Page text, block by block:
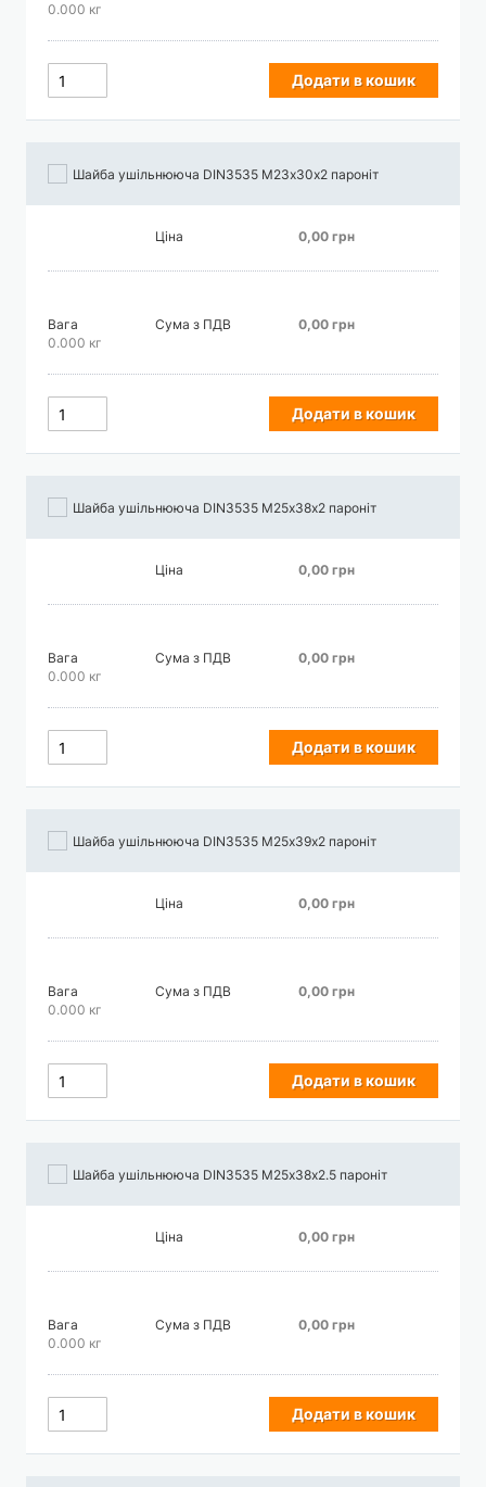
0.000 кг
Додати в кошик
Шайба ушільнююча DIN3535 М23х30х2 пароніт
Ціна 0,00 грн
Вага
0.000 кг
Сума з ПДВ 0,00 грн
Додати в кошик
Шайба ушільнююча DIN3535 М25х38х2 пароніт
Ціна 0,00 грн
Вага
0.000 кг
Сума з ПДВ 0,00 грн
Додати в кошик
Шайба ушільнююча DIN3535 М25х39х2 пароніт
Ціна 0,00 грн
Вага
0.000 кг
Сума з ПДВ 0,00 грн
Додати в кошик
Шайба ушільнююча DIN3535 М25х38х2.5 пароніт
Ціна 0,00 грн
Вага
0.000 кг
Сума з ПДВ 0,00 грн
Додати в кошик